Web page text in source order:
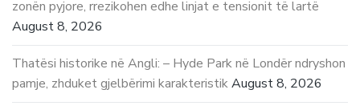
zonën pyjore, rrezikohen edhe linjat e tensionit të lartë
August 8, 2026
Thatësi historike në Angli: – Hyde Park në Londër ndryshon
pamje, zhduket gjelbërimi karakteristikAugust 8, 2026